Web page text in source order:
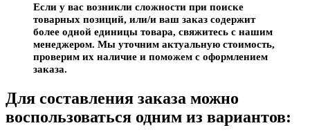
Если у вас возникли сложности при поиске
товарных позиций, или/и ваш заказ содержит
более одной единицы товара, свяжитесь с нашим
менеджером. Мы уточним актуальную стоимость,
проверим их наличие и поможем с оформлением
заказа.
Для составления заказа можно
воспользоваться одним из вариантов: